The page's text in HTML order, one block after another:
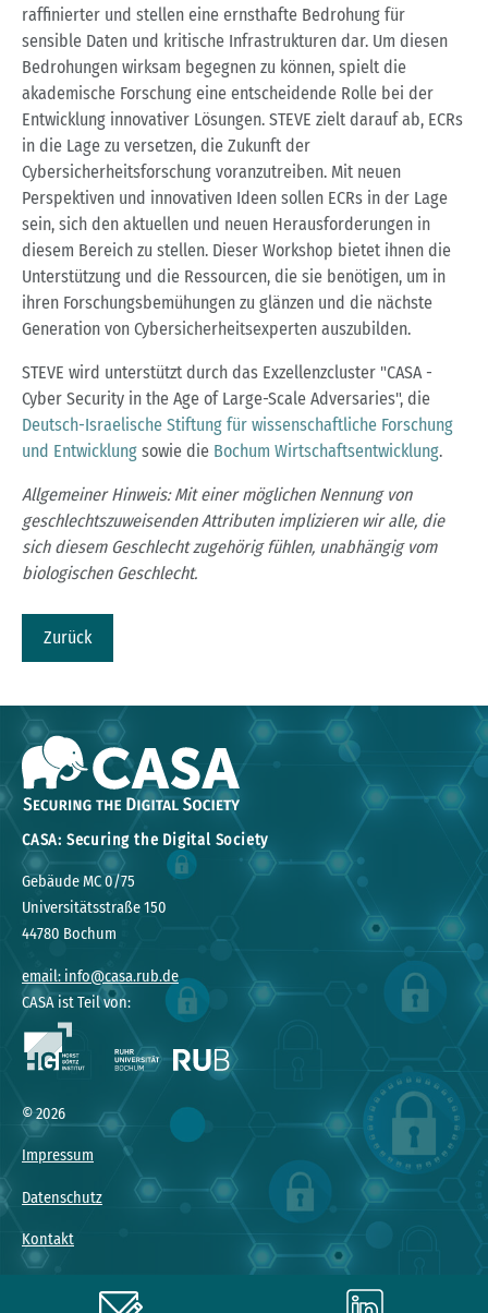
raffinierter und stellen eine ernsthafte Bedrohung für
sensible Daten und kritische Infrastrukturen dar. Um diesen
Bedrohungen wirksam begegnen zu können, spielt die
akademische Forschung eine entscheidende Rolle bei der
Entwicklung innovativer Lösungen. STEVE zielt darauf ab, ECRs
in die Lage zu versetzen, die Zukunft der
Cybersicherheitsforschung voranzutreiben. Mit neuen
Perspektiven und innovativen Ideen sollen ECRs in der Lage
sein, sich den aktuellen und neuen Herausforderungen in
diesem Bereich zu stellen. Dieser Workshop bietet ihnen die
Unterstützung und die Ressourcen, die sie benötigen, um in
ihren Forschungsbemühungen zu glänzen und die nächste
Generation von Cybersicherheitsexperten auszubilden.
STEVE wird unterstützt durch das Exzellenzcluster "CASA -
Cyber Security in the Age of Large-Scale Adversaries", die
Deutsch-Israelische Stiftung für wissenschaftliche Forschung
und Entwicklung sowie die Bochum Wirtschaftsentwicklung.
Allgemeiner Hinweis: Mit einer möglichen Nennung von
geschlechtszuweisenden Attributen implizieren wir alle, die
sich diesem Geschlecht zugehörig fühlen, unabhängig vom
biologischen Geschlecht.
Zurück
CASA: Securing the Digital Society
Gebäude MC 0/75
Universitätsstraße 150
44780 Bochum
email: info@casa.rub.de
CASA ist Teil von:
© 2026
Impressum
Datenschutz
Kontakt